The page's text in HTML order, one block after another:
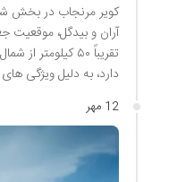
کویر مرنجاب در بخش
آران و بیدگل، موقعیت
تقریباً ۵۰
دارد، به دلیل ویژگی
12 مهر